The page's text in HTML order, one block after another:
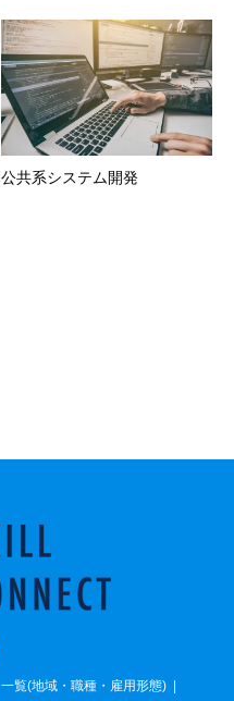
公共系システム開発
一覧(地域・職種・雇用形態)